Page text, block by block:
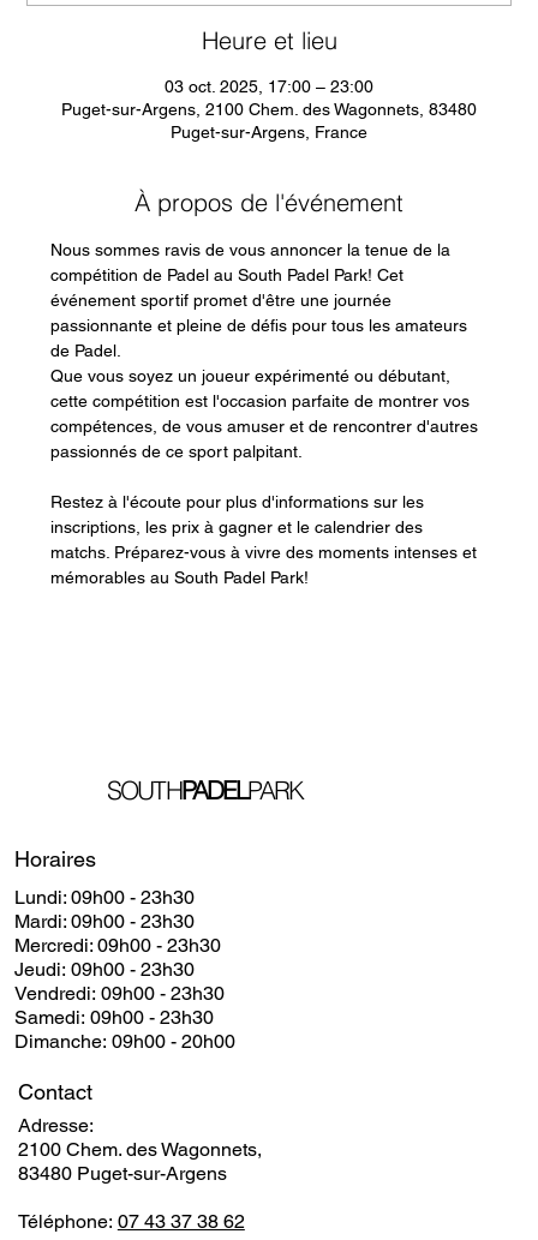
Heure et lieu
03 oct. 2025, 17:00 – 23:00
Puget-sur-Argens, 2100 Chem. des Wagonnets, 83480
Puget-sur-Argens, France
À propos de l'événement
Nous sommes ravis de vous annoncer la tenue de la
compétition de Padel au South Padel Park! Cet
événement sportif promet d'être une journée
passionnante et pleine de défis pour tous les amateurs
de Padel.
Que vous soyez un joueur expérimenté ou débutant,
cette compétition est l'occasion parfaite de montrer vos
compétences, de vous amuser et de rencontrer d'autres
passionnés de ce sport palpitant.
Restez à l'écoute pour plus d'informations sur les
inscriptions, les prix à gagner et le calendrier des
matchs. Préparez-vous à vivre des moments intenses et
mémorables au South Padel Park!
SOUTHPADELPARK
Horaires
Lundi: 09h00 - 23h30
​​Mardi: 09h00 - 23h30
​Mercredi: 09h00 - 23h30
Jeudi: 09h00 - 23h30
Vendredi: 09h00 - 23h30
Samedi: 09h00 - 23h30
Dimanche: 09h00 - 20h00
Contact
Adresse:
2100 Chem. des Wagonnets,
83480 Puget-sur-Argens
Téléphone: 07 43 37 38 62